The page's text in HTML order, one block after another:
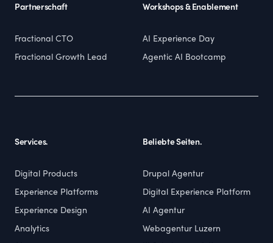
Partnerschaft
Fractional CTO
Fractional Growth Lead
Workshops & Enablement
AI Experience Day
Agentic AI Bootcamp
Services.
Digital Products
Experience Platforms
Experience Design
Analytics
Beliebte Seiten.
Drupal Agentur
Digital Experience Platform
AI Agentur
Webagentur Luzern